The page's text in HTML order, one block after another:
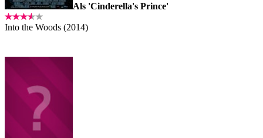
Als 'Cinderella's Prince'
Into the Woods (2014)